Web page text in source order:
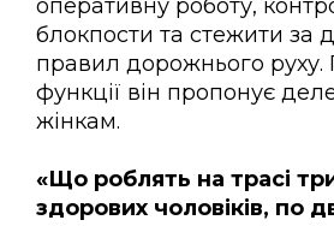
оперативну роботу,
блокпости та стежити за
правил дорожнього руху.
функції він пропонує
жінкам.
«Що роблять на трасі
здорових чоловіків, по